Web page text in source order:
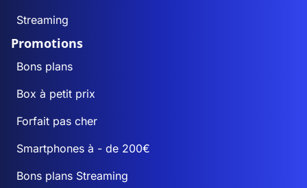
Streaming
Promotions
Bons plans
Box à petit prix
Forfait pas cher
Smartphones à - de 200€
Bons plans Streaming